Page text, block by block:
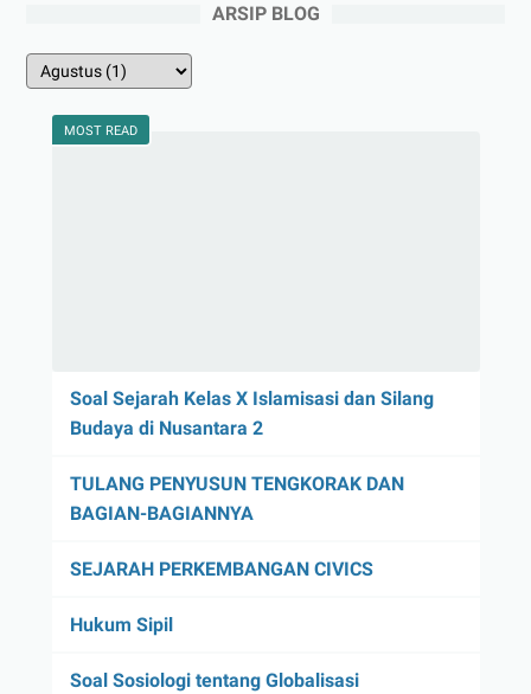
ARSIP BLOG
MOST READ
Soal Sejarah Kelas X Islamisasi dan Silang
Budaya di Nusantara 2
TULANG PENYUSUN TENGKORAK DAN
BAGIAN-BAGIANNYA
SEJARAH PERKEMBANGAN CIVICS
Hukum Sipil
Soal Sosiologi tentang Globalisasi